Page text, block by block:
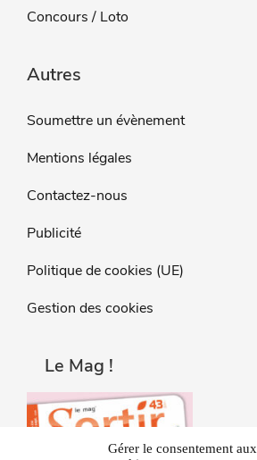
Gérer le consentement aux
Concours / Loto
Autres
Soumettre un évènement
Mentions légales
Contactez-nous
Publicité
Politique de cookies (UE)
Gestion des cookies
Le Mag !